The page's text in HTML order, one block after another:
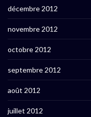
décembre 2012
novembre 2012
octobre 2012
septembre 2012
août 2012
juillet 2012